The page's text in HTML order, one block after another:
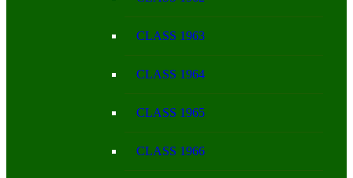
CLASS 1963
CLASS 1964
CLASS 1965
CLASS 1966